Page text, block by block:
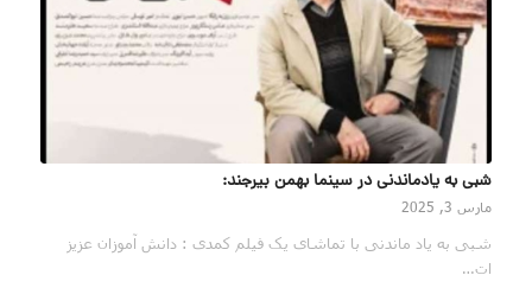
شبی به یادماندنی در سینما بهمن بیرجند:
مارس 3, 2025
شبی به یاد ماندنی با تماشای یک فیلم کمدی : دانش آموزان عزیز
ات…